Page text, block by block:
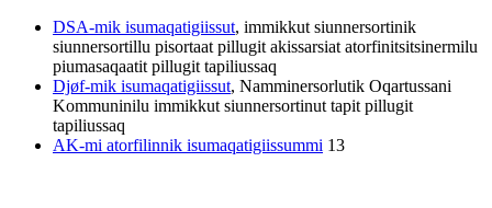
DSA-mik isumaqatigiissut, immikkut siunnersortinik
siunnersortillu pisortaat pillugit akissarsiat atorfinitsitsinermilu
piumasaqaatit pillugit tapiliussaq
Djøf-mik isumaqatigiissut, Namminersorlutik Oqartussani
Kommuninilu immikkut siunnersortinut tapit pillugit
tapiliussaq
AK-mi atorfilinnik isumaqatigiissummi 13